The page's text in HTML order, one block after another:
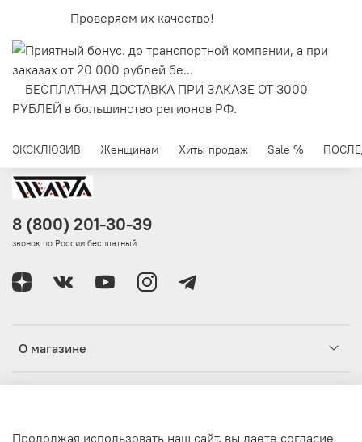
Проверяем их качество!
БЕСПЛАТНАЯ ДОСТАВКА ПРИ ЗАКАЗЕ ОТ 3000
РУБЛЕЙ в большинство регионов РФ.
ЭКСКЛЮЗИВ Женщинам Хиты продаж Sale %
О магазине
8 (800) 201-30-39
звонок по России бесплатный
Продолжая использовать наш сайт, вы даете согласие